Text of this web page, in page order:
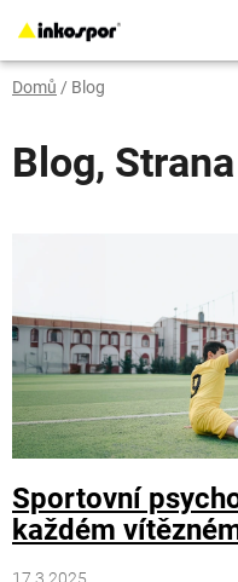
na
obsah
Domů / Blog
Blog,
i
s
č
l
á
n
k
ů
Sportovní
každém